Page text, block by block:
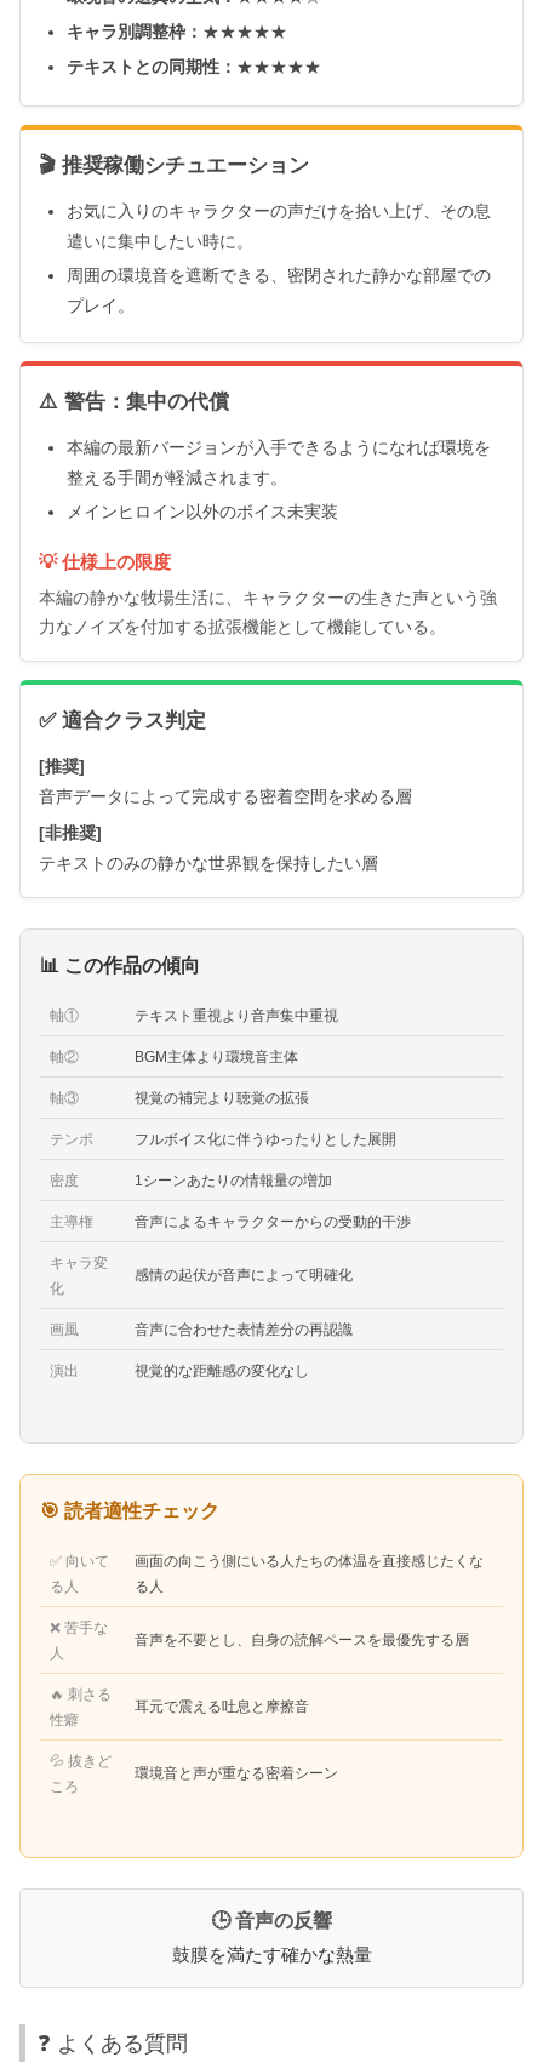
キャラ別調整枠： ★★★★★
テキストとの同期性： ★★★★★
🎬 推奨稼働シチュエーション
お気に入りのキャラクターの声だけを拾い上げ、その息
遣いに集中したい時に。
周囲の環境音を遮断できる、密閉された静かな部屋での
プレイ。
⚠️ 警告：集中の代償
本編の最新バージョンが入手できるようになれば環境を
整える手間が軽減されます。
メインヒロイン以外のボイス未実装
💡 仕様上の限度
本編の静かな牧場生活に、キャラクターの生きた声という強
力なノイズを付加する拡張機能として機能している。
✅ 適合クラス判定
[推奨]
音声データによって完成する密着空間を求める層
[非推奨]
テキストのみの静かな世界観を保持したい層
📊 この作品の傾向
軸① テキスト重視より音声集中重視
軸② BGM主体より環境音主体
軸③ 視覚の補完より聴覚の拡張
テンポ フルボイス化に伴うゆったりとした展開
密度 1シーンあたりの情報量の増加
主導権 音声によるキャラクターからの受動的干渉
キャラ変
化
感情の起伏が音声によって明確化
画風 音声に合わせた表情差分の再認識
演出 視覚的な距離感の変化なし
🎯 読者適性チェック
✅ 向いて
る人
画面の向こう側にいる人たちの体温を直接感じたくな
る人
❌ 苦手な
人
音声を不要とし、自身の読解ペースを最優先する層
🔥 刺さる
性癖
耳元で震える吐息と摩擦音
💦 抜きど
ころ
環境音と声が重なる密着シーン
🕒 音声の反響
鼓膜を満たす確かな熱量
❓ よくある質問